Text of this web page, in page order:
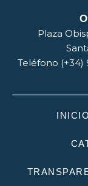
Plaza
Teléfono (+34)
INICIO